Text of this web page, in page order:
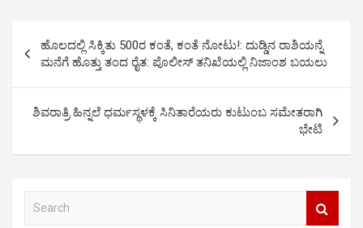
s
a
ಹೊಲದಲ್ಲಿ ಸಿಕ್ಕಿತು 500ರ ಕಂತೆ, ಕಂತೆ ನೋಟು!: ದುಡ್ಡಿನ ರಾಶಿಯನ್ನೆ
ಮನೆಗೆ ಹೊತ್ತು ತಂದ ರೈತ: ಪೊಲೀಸ್ ತನಿಖೆಯಲ್ಲಿ ನಿಜಾಂಶ ಬಯಲು
ಶಿವರಾತ್ರಿ ಹಿನ್ನಲೆ ಧರ್ಮಸ್ಥಳಕ್ಕೆ ಸಿನಿತಾರೆಯರು ಕುಟುಂಬ ಸಮೇತರಾಗಿ
ಭೇಟಿ